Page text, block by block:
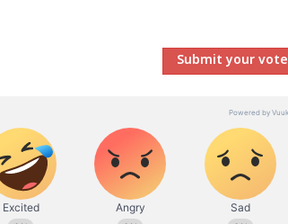
Submit your vote